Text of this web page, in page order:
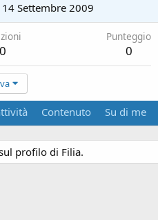
14 Settembre 2009
0
Punteggio
0
Contenuto Su di me
profilo di Filia.